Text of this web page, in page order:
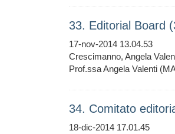
33. Editorial Board
17-nov-2014 13.04.53
Crescimanno, Angela
Prof.ssa Angela Valenti
34. Comitato
18-dic-2014 17.01.45